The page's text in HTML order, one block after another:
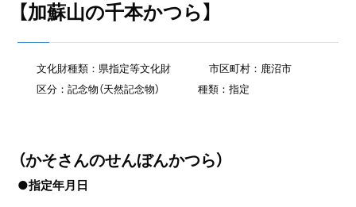
【加蘇山の千本かつら】
文化財種類：県指定等文化財
市区町村：鹿沼市
区分：記念物（天然記念物）
種類：指定
（かそさんのせんぼんかつら）
●指定年月日